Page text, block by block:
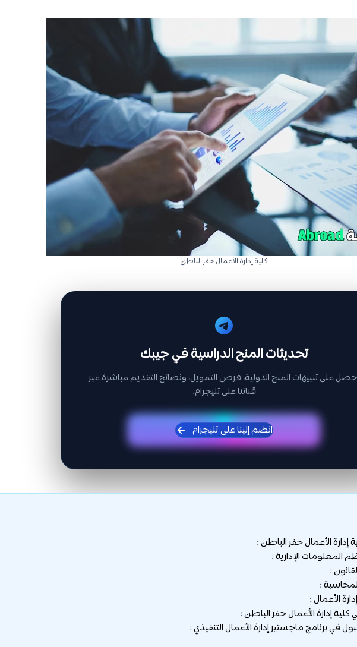
كلية إدارة الأعمال حفر الباطن
تحديثات المنح الدراسية في جيبك
على تنبيهات المنح الدولية، فرص التمويل، ونصائح التقديم مباشرة عبر
قناتنا على تليجرام.
انضم إلينا على تليجرام
إدارة الأعمال حفر الباطن :
إدارة الأعمال حفر الباطن :
في برنامج ماجستير إدارة الأعمال التنفيذي :